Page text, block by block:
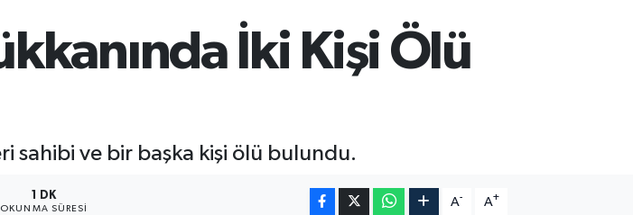
BITCOIN 64.840,97 %-0.15
İki Kişi Ölü
sahibi ve bir başka kişi ölü bulundu.
1 DK
OKUNMA SÜRESI
A- A+